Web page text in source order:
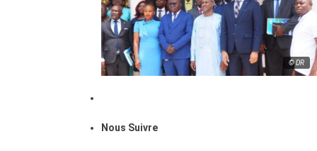
© DR
Nous Suivre